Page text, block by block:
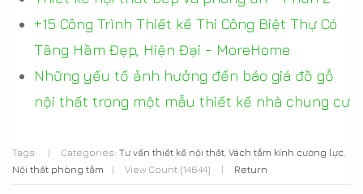
+15 Công Trình Thiết kế Thi Công Biệt Thự Có
Tầng Hầm Đẹp, Hiện Đại - MoreHome
Những yếu tố ảnh hưởng đến báo giá đồ gỗ
nội thất trong một mẫu thiết kế nhà chung cư
Tags: | Categories: Tư vấn thiết kế nội thất Vách tắm kính cường lực
Nội thất phòng tắm
| View Count (14644) | Return